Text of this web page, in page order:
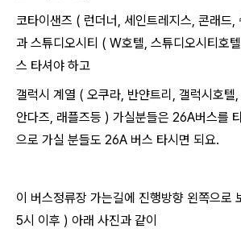
코타이샌즈 ( 런더너, 세인트레지스, 콘래드,
과 스튜디오시티 ( W호텔, 스튜디오시티호
스 타셔야 하고
갤럭시 계열 ( 오쿠라, 반얀트리, 갤럭시호텔
안다즈, 래플즈등 ) 가실분들은 26A버스를
으로 가실 분들도 26A 버스 타시면 되요.
이 버스정류장 가는길에 진행방향 왼쪽으로
5시 이후 ) 아래 사진과 같이